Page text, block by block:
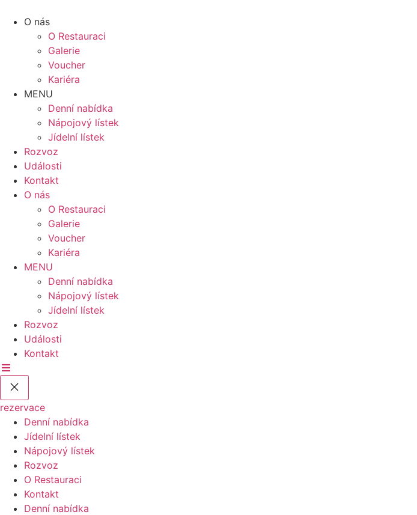
O nás
O Restauraci
Galerie
Voucher
Kariéra
MENU
Denní nabídka
Nápojový lístek
Jídelní lístek
Rozvoz
Události
Kontakt
O nás
O Restauraci
Galerie
Voucher
Kariéra
MENU
Denní nabídka
Nápojový lístek
Jídelní lístek
Rozvoz
Události
Kontakt
rezervace
Denní nabídka
Jídelní lístek
Nápojový lístek
Rozvoz
O Restauraci
Kontakt
Denní nabídka